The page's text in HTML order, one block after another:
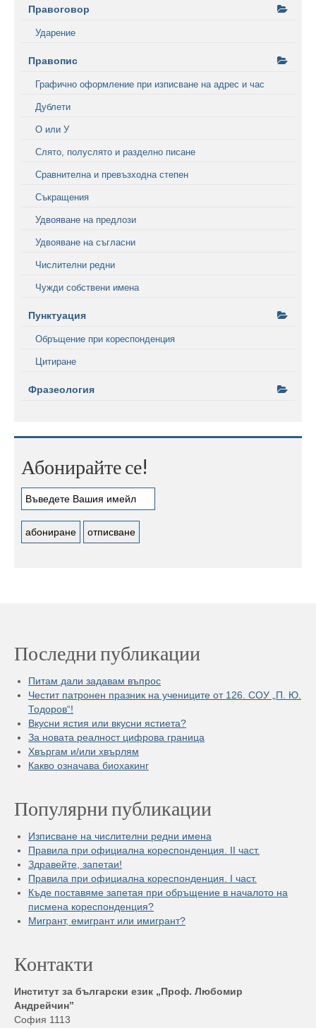
Правоговор
Ударение
Правопис
Графично оформление при изписване на адрес и час
Дублети
О или У
Слято, полуслято и разделно писане
Сравнителна и превъзходна степен
Съкращения
Удвояване на предлози
Удвояване на съгласни
Числителни редни
Чужди собствени имена
Пунктуация
Обръщение при кореспонденция
Цитиране
Фразеология
Абонирайте се!
Последни публикации
Питам дали задавам въпрос
Честит патронен празник на учениците от 126. СОУ „П. Ю.
Тодоров“!
Вкусни ястия или вкусни ястиета?
За новата реалност цифрова граница
Хвъргам и/или хвърлям
Какво означава биохакинг
Популярни публикации
Изписване на числителни редни имена
Правила при официална кореспонденция. II част.
Здравейте, запетаи!
Правила при официална кореспонденция. I част.
Къде поставяме запетая при обръщение в началото на
писмена кореспонденция?
Мигрант, емигрант или имигрант?
Контакти
Институт за български език „Проф. Любомир
Андрейчин”
София 1113